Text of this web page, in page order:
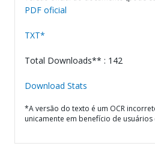
PDF oficial
TXT*
Total Downloads** : 142
Download Stats
*A versão do texto é um OCR
unicamente em benefício de